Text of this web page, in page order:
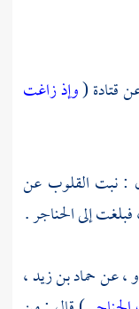
قتادة(وإذ زاغت
: نبت القلوب عن
إلى الحناجر .
،عن حماد بن زيد ،